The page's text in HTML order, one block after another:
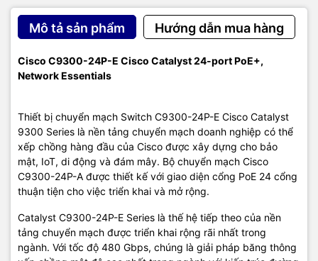
Mô tả sản phẩm Hướng dẫn mua hàng
Cisco C9300-24P-E Cisco Catalyst 24-port PoE+,
Network Essentials
Thiết bị chuyển mạch Switch C9300-24P-E Cisco Catalyst
9300 Series là nền tảng chuyển mạch doanh nghiệp có thể
xếp chồng hàng đầu của Cisco được xây dựng cho bảo
mật, IoT, di động và đám mây. Bộ chuyển mạch Cisco
C9300-24P-A được thiết kế với giao diện cổng PoE 24 cổng
thuận tiện cho việc triển khai và mở rộng.
Catalyst C9300-24P-E Series là thế hệ tiếp theo của nền
tảng chuyển mạch được triển khai rộng rãi nhất trong
ngành. Với tốc độ 480 Gbps, chúng là giải pháp băng thông
công nghệ khác.TIC.VNcam kết mang đếnsản phẩm chính
hãng, giá tốt, dịch vụ chuyên nghiệp , đáp ứng tối đa nhu cầu của
doanh nghiệp cũng như gia đình và cá nhân.